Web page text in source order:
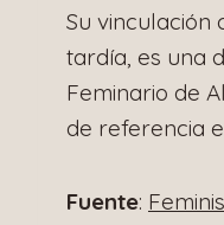
Su vinculación
tardía, es una
Feminario de
de referencia
Fuente: